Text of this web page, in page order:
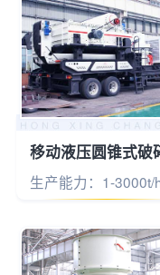
移动液压圆锥式破
生产能力：1-3000t/